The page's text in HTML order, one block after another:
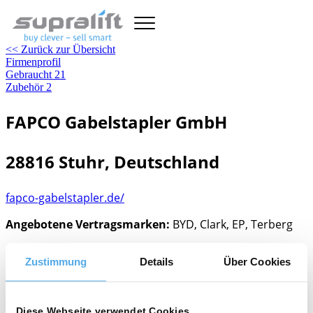
Zustimmung Details Über Cookies
Diese Webseite verwendet Cookies
<< Zurück zur Übersicht
Firmenprofil
Gebraucht 21
Zubehör2
FAPCO Gabelstapler GmbH
28816 Stuhr, Deutschland
fapco-gabelstapler.de/
Angebotene Vertragsmarken: BYD, Clark, EP, Terberg
Verkauf Gebrauchtstapler, Staplerkomponenten,
Verkauf Neugeräte